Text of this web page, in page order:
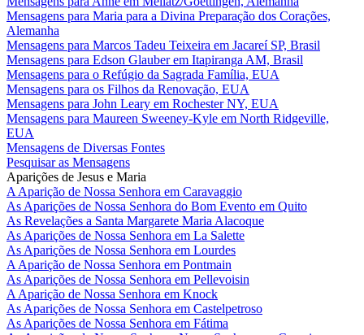
Mensagens para Maria para a Divina Preparação dos Corações,
Alemanha
Mensagens para Marcos Tadeu Teixeira em Jacareí SP, Brasil
Mensagens para Edson Glauber em Itapiranga AM, Brasil
Mensagens para o Refúgio da Sagrada Família, EUA
Mensagens para os Filhos da Renovação, EUA
Mensagens para John Leary em Rochester NY, EUA
Mensagens para Maureen Sweeney-Kyle em North Ridgeville,
EUA
Mensagens de Diversas Fontes
Pesquisar as Mensagens
Aparições de Jesus e Maria
A Aparição de Nossa Senhora em Caravaggio
As Aparições de Nossa Senhora do Bom Evento em Quito
As Revelações a Santa Margarete Maria Alacoque
As Aparições de Nossa Senhora em La Salette
As Aparições de Nossa Senhora em Lourdes
A Aparição de Nossa Senhora em Pontmain
As Aparições de Nossa Senhora em Pellevoisin
A Aparição de Nossa Senhora em Knock
As Aparições de Nossa Senhora em Castelpetroso
As Aparições de Nossa Senhora em Fátima